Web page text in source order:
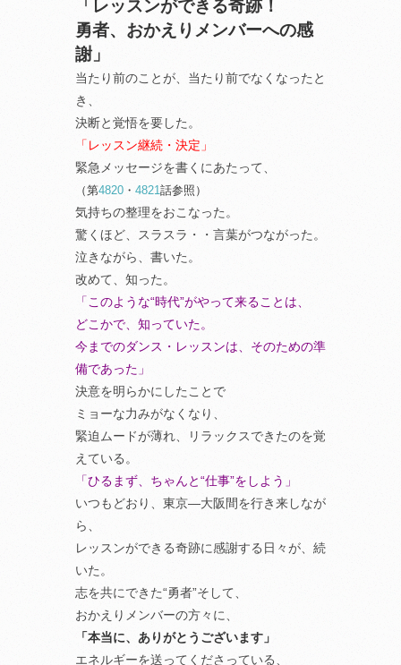
「レッスンができる奇跡！
勇者、おかえりメンバーへの感
謝」
当たり前のことが、当たり前でなくなったと
き、
決断と覚悟を要した。
「レッスン継続・決定」
緊急メッセージを書くにあたって、
（第4820 ・ 4821話参照）
気持ちの整理をおこなった。
驚くほど、スラスラ・・言葉がつながった。
泣きながら、書いた。
改めて、知った。
「このような“時代”がやって来ることは、
どこかで、知っていた。
今までのダンス・レッスンは、そのための準
備であった」
決意を明らかにしたことで
ミョーな力みがなくなり、
緊迫ムードが薄れ、リラックスできたのを覚
えている。
「ひるまず、ちゃんと“仕事”をしよう」
いつもどおり、東京―大阪間を行き来しなが
ら、
レッスンができる奇跡に感謝する日々が、続
いた。
志を共にできた“勇者”そして、
おかえりメンバーの方々に、
「本当に、ありがとうございます」
エネルギーを送ってくださっている、